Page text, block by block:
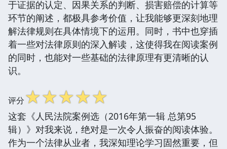
于证据的认定、因果关系的判断、损害赔偿的计算等
环节的阐述，都极具参考价值，让我能够更深刻地理
解法律规则在具体情境下的运用。同时，书中也穿插
着一些对法律原则的深入解读，这使得我在阅读案例
的同时，也能对一些基础的法律原理有更清晰的认
识。
评分☆☆☆☆☆
这套《人民法院案例选（2016年第一辑 总第95
辑）》对我来说，绝对是一次令人振奋的阅读体验。
作为一个法律从业者，我深知理论学习固然重要，但